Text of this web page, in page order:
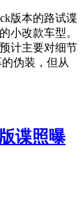
版本的路试谍
小改款车型。
计主要对细节
伪装，但从
谍照曝